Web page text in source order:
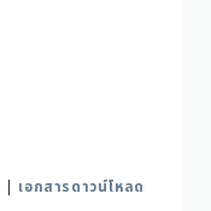
เอกสารดาวน์โหลด